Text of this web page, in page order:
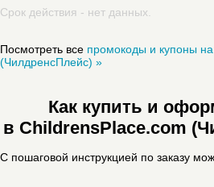
Срок действия - нет данных.
Посмотреть все промокоды и купоны
(ЧилдренсПлейс) »
Как купить и
в ChildrensPlace.com
С пошаговой инструкцией по заказу